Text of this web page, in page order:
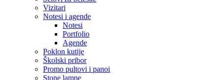
Vizitari
Notesi i agende
Notesi
Portfolio
Agende
Poklon kutije
Školski pribor
Promo pultovi i panoi
Stone lampe